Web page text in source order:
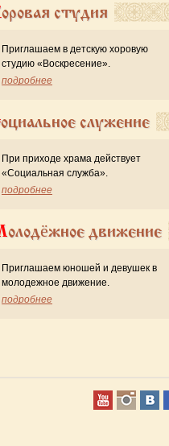
Хоровая студия
Приглашаем в детскую хоровую
студию «Воскресение».
подробнее
Социальное служение
При приходе храма действует
«Cоциальная служба».
подробнее
Молодёжное движение
Приглашаем юношей и девушек в
молодежное движение.
подробнее